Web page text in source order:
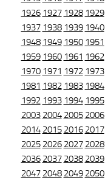
1926 1927 1928 1929
1937 1938 1939 1940
1948 1949 1950 1951
1959 1960 1961 1962
1970 1971 1972 1973
1981 1982 1983 1984
1992 1993 1994 1995
2003 2004 2005 2006
2014 2015 2016 2017
2025 2026 2027 2028
2036 2037 2038 2039
2047 2048 2049 2050